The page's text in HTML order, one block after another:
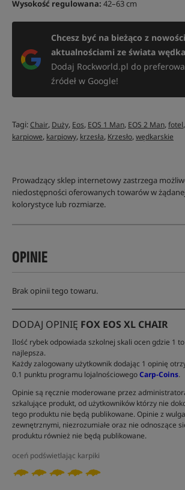
Wysokość regulowana: 42–63 cm
Chcesz być na bieżąco z
aktualnościami ze świata
Dodaj Rockworld.pl do
źródeł w Google!
Tagi:Chair, Duży, Eos, EOS 1 Man, EOS 2 Man,fotel,
karpiowe, karpiowy, krzesła, Krzesło,wędkarskie
Prowadzący sklep internetowy zastrzega
niedostępności oferowanych towarów w
kolorystyce lub rozmiarze.
OPINIE
Brak opinii tego towaru.
DODAJ OPINIĘ FOX EOS XL CHAIR
Ilość rybek odpowiada szkolnej skali ocen gdzie 1
najlepsza.
Każdy zalogowany użytkownik dodając 1 opinię
0.1 punktu programu lojalnościowegoCarp-Coins.
Opinie są ręcznie moderowane przez
szkalujące produkt, od użytkowników którzy nie
tego produktu nie będą publikowane. Opinie z
zewnętrznymi, niezrozumiałe oraz nie odnoszące
produktu również nie będą publikowane.
oceń podświetlając karpiki